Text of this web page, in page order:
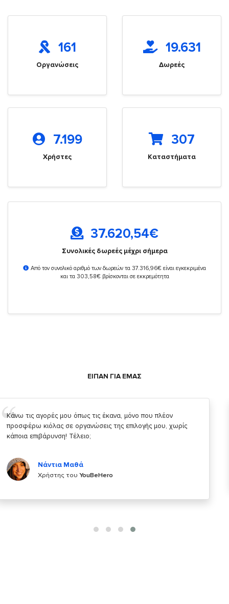
161
Οργανώσεις
19.631
Δωρεές
7.199
Χρήστες
307
Καταστήματα
37.620,54€
Συνολικές δωρεές μέχρι σήμερα
Από τον συνολικό αριθμό των δωρεών τα 37.316,96€ είναι εγκεκριμένα
και τα 303,58€ βρίσκονται σε εκκρεμότητα
ΕΙΠΑΝ ΓΙΑ ΕΜΑΣ
Σας ευχαριστώ που μας δίνετε την δυνατότητα να κάνουμε
κάτι!
Χρήστης του